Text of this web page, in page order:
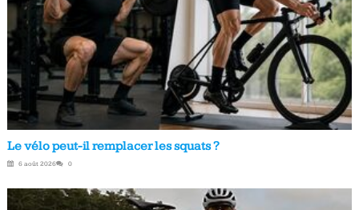
Le vélo peut-il remplacer les squats ?
6 août 2026 0